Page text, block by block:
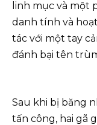
linh mục và một
danh tính và
tác với một tay
đánh bại tên
Sau khi bị băng
tấn công, hai gã